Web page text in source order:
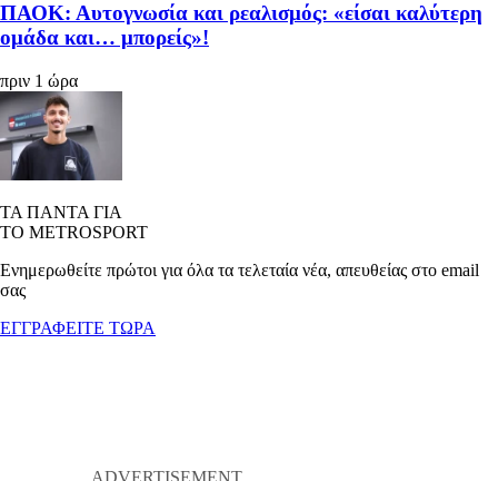
ΠΑΟΚ: Αυτογνωσία και ρεαλισμός: «είσαι καλύτερη
ομάδα και… μπορείς»!
πριν 1 ώρα
ΤΑ ΠΑΝΤΑ ΓΙΑ
ΤΟ METROSPORT
Ενημερωθείτε πρώτοι για όλα τα τελεταία νέα, απευθείας στο email
σας
ΕΓΓΡΑΦΕΙΤΕ ΤΩΡΑ